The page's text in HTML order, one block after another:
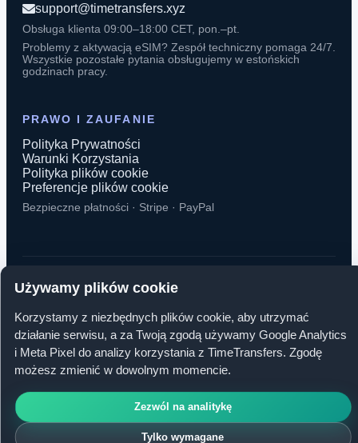
Używamy plików cookie
Korzystamy z niezbędnych plików cookie, aby utrzymać
działanie serwisu, a za Twoją zgodą używamy Google Analytics
i Meta Pixel do analizy korzystania z TimeTransfers. Zgodę
możesz zmienić w dowolnym momencie.
Zezwól na analitykę
Tylko wymagane
support@timetransfers.xyz
Obsługa klienta 09:00–18:00 CET, pon.–pt.
Problemy z aktywacją eSIM? Zespół techniczny pomaga 24/7.
Wszystkie pozostałe pytania obsługujemy w estońskich
godzinach pracy.
PRAWO I ZAUFANIE
Polityka Prywatności
Warunki Korzystania
Polityka plików cookie
Preferencje plików cookie
Bezpieczne płatności · Stripe · PayPal
© 2026 TimeTransfers. Wszelkie prawa zastrzeżone.
TimeTransfers OÜ · Erika tn 14-208, 10416 Tallinn, Estonia